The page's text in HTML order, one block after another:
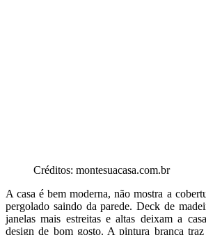
Créditos: montesuacasa.com.br
A casa é bem moderna, não mostra a
pergolado saindo da parede. Deck de
janelas mais estreitas e altas deixam a
design de bom gosto. A pintura branca